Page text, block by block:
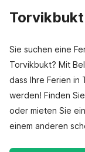
Torvikbukt
Sie suchen eine
Torvikbukt? Mit
dass Ihre Ferien
werden! Finden
oder mieten Sie
einem anderen